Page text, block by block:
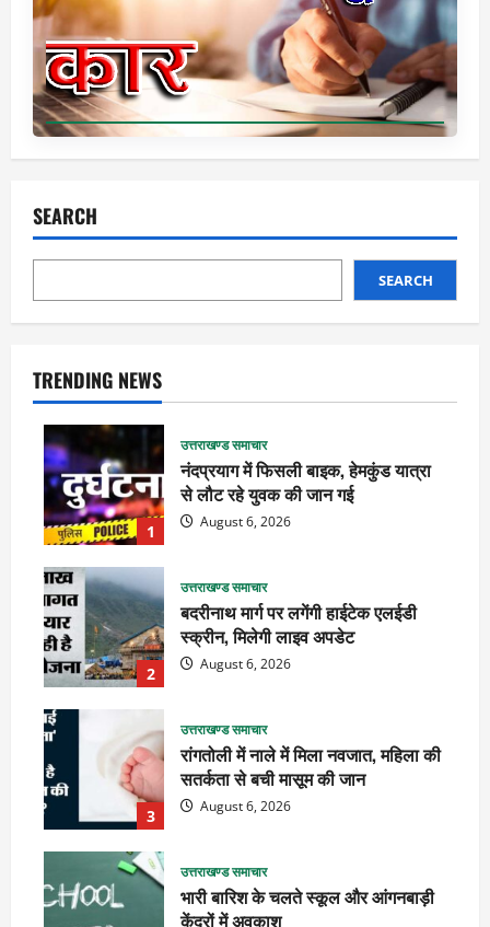
SEARCH
SEARCH
TRENDING NEWS
1
उत्तराखण्ड समाचार
नंदप्रयाग में फिसली बाइक, हेमकुंड यात्रा
से लौट रहे युवक की जान गई
August 6, 2026
2
उत्तराखण्ड समाचार
बदरीनाथ मार्ग पर लगेंगी हाईटेक एलईडी
स्क्रीन, मिलेगी लाइव अपडेट
August 6, 2026
3
उत्तराखण्ड समाचार
रांगतोली में नाले में मिला नवजात, महिला की
सतर्कता से बची मासूम की जान
August 6, 2026
उत्तराखण्ड समाचार
भारी बारिश के चलते स्कूल और आंगनबाड़ी
केंद्रों में अवकाश